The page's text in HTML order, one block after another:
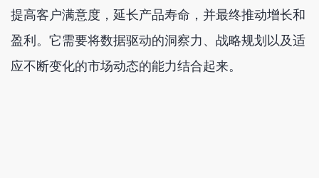
提高客户满意度，延长产品寿命，并最终推动增长和
盈利。它需要将数据驱动的洞察力、战略规划以及适
应不断变化的市场动态的能力结合起来。